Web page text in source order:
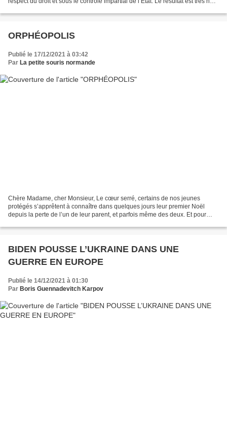
ORPHÉOPOLIS
Publié le 17/12/2021 à 03:42
Par La petite souris normande
Chère Madame, cher Monsieur, Le cœur serré, certains de nos jeunes
protégés s’apprêtent à connaître dans quelques jours leur premier Noël
depuis la perte de l’un de leur parent, et parfois même des deux. Et pour
BIDEN POUSSE L’UKRAINE DANS UNE
GUERRE EN EUROPE
Publié le 14/12/2021 à 01:30
Par Boris Guennadevitch Karpov